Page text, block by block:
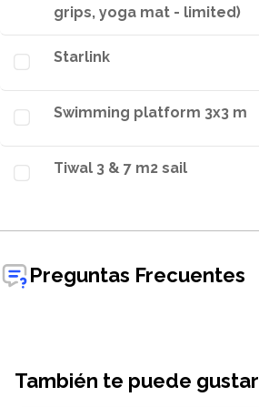
grips, yoga mat - limited)
Starlink
Swimming platform 3x3 m
Tiwal 3 & 7 m2 sail
Preguntas Frecuentes
También te puede gustar